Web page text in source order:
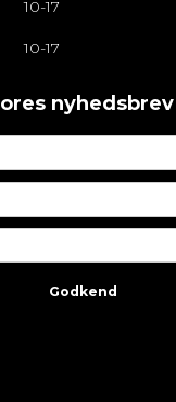
10-17
10-17
nyhedsbrev
Godkend